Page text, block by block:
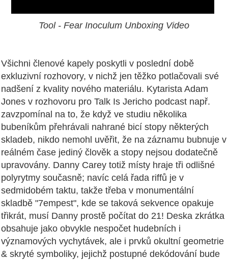
Tool - Fear Inoculum Unboxing Video
Všichni členové kapely poskytli v poslední době
exkluzivní rozhovory, v nichž jen těžko potlačovali své
nadšení z kvality nového materiálu. Kytarista Adam
Jones v rozhovoru pro Talk Is Jericho podcast např.
zavzpomínal na to, že když ve studiu několika
bubeníkům přehrávali nahrané bicí stopy některých
skladeb, nikdo nemohl uvěřit, že na záznamu bubnuje v
reálném čase jediný člověk a stopy nejsou dodatečně
upravovány. Danny Carey totiž místy hraje tři odlišné
polyrytmy současně; navíc celá řada riffů je v
sedmidobém taktu, takže třeba v monumentální
skladbě "7empest", kde se taková sekvence opakuje
třikrát, musí Danny prostě počítat do 21! Deska zkrátka
obsahuje jako obvykle nespočet hudebních i
významových vychytávek, ale i prvků okultní geometrie
& skryté symboliky, jejichž postupné dekódování bude